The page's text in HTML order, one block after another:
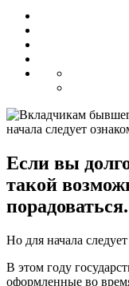
Если вы
такой
порадоваться.
Но для начала
В этом году
оформленные во